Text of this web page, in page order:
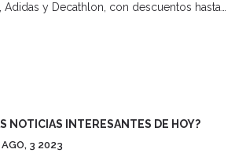
Adidas y Decathlon, con descuentos hasta
NOTICIAS INTERESANTES DE HOY?
AGO, 3 2023